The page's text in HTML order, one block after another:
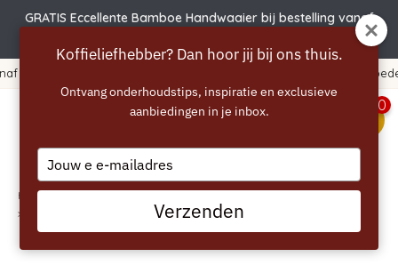
GRATIS Eccellente Bamboe Handwaaier bij bestelling vanaf
0
Home
SAGE the Group Head Cleaner - reiniger voor espressomachines - 6
x 5g (SCC201)
Koffieliefhebber? Dan hoor jij bij ons thuis.
Ontvang onderhoudstips, inspiratie en exclusieve
aanbiedingen in je inbox.
Type
your
email
Verzenden